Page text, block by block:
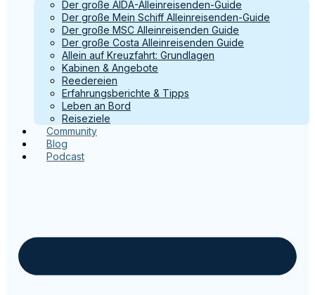
Der große AIDA-Alleinreisenden-Guide
Der große Mein Schiff Alleinreisenden-Guide
Der große MSC Alleinreisenden Guide
Der große Costa Alleinreisenden Guide
Allein auf Kreuzfahrt: Grundlagen
Kabinen & Angebote
Reedereien
Erfahrungsberichte & Tipps
Leben an Bord
Reiseziele
Community
Blog
Podcast